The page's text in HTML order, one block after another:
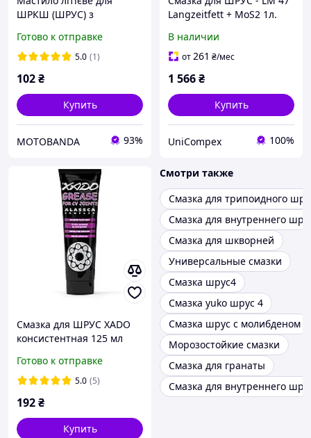
ШРКШ (ШРУС) з
мл
Готово к отправке
5.0 (1)
102₴
Купить
MOTOBANDA 93%
Langzeitfett + MoS2 1л.
В наличии
от261 ₴/мес
1 566₴
Купить
UniCompex 100%
Смазка для ШРУС XADO
консистентная 125 мл
Готово к отправке
5.0 (5)
192₴
Купить
Смотри также
Смазка для трипоидного
Смазка для внутреннего
Смазка для шкворней
Универсальные смазки
Смазка шрус4
Смазка yuko шрус 4
Смазка шрус с молибденом
Морозостойкие смазки
Смазка для гранаты
Смазка для внутреннего